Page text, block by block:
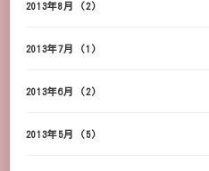
2013年8月 (2)
2013年7月 (1)
2013年6月 (2)
2013年5月 (5)